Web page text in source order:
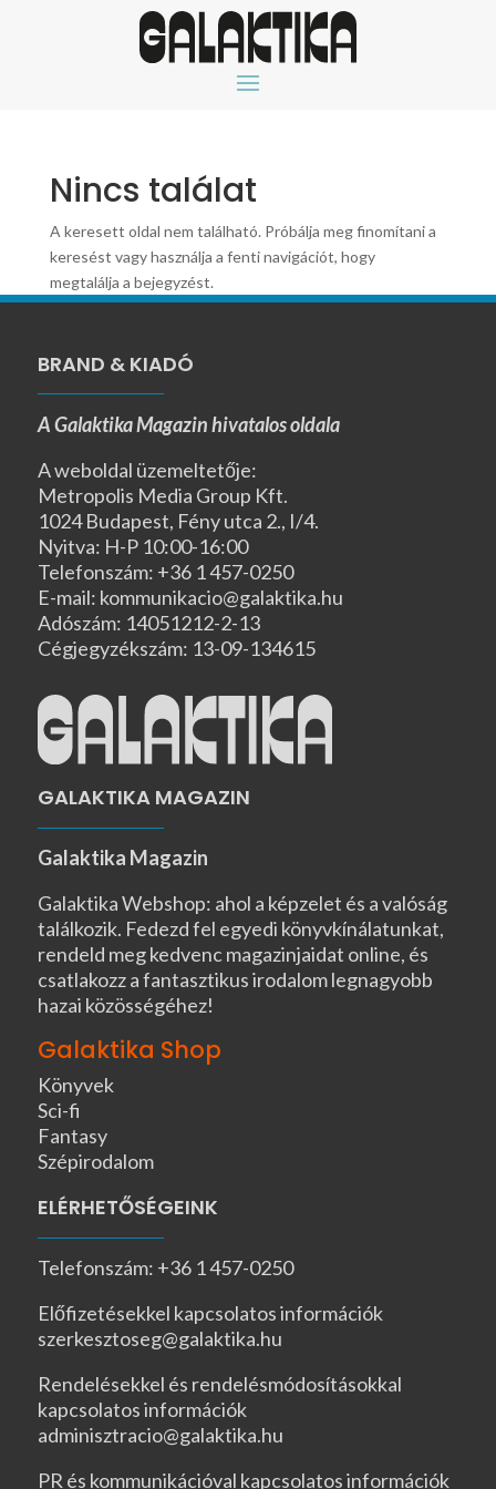
Nincs találat
A keresett oldal nem található. Próbálja meg finomítani a
keresést vagy használja a fenti navigációt, hogy
megtalálja a bejegyzést.
BRAND & KIADÓ
A Galaktika Magazin hivatalos oldala
A weboldal üzemeltetője:
Metropolis Media Group Kft.
1024 Budapest, Fény utca 2., I/4.
Nyitva: H-P 10:00-16:00
Telefonszám: +36 1 457-0250
E-mail: kommunikacio@galaktika.hu
Adószám: 14051212-2-13
Cégjegyzékszám: 13-09-134615
GALAKTIKA MAGAZIN
Galaktika Magazin
Galaktika Webshop: ahol a képzelet és a valóság
találkozik. Fedezd fel egyedi könyvkínálatunkat,
rendeld meg kedvenc magazinjaidat online, és
csatlakozz a fantasztikus irodalom legnagyobb
hazai közösségéhez!
Galaktika Shop
Könyvek
Sci-fi
Fantasy
Szépirodalom
ELÉRHETŐSÉGEINK
Telefonszám: +36 1 457-0250
Előfizetésekkel kapcsolatos információk
szerkesztoseg@galaktika.hu
Rendelésekkel és rendelésmódosításokkal
kapcsolatos információk
adminisztracio@galaktika.hu
PR és kommunikációval kapcsolatos információk